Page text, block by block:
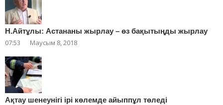
Н.Айтұлы: Астананы жырлау – өз бақытыңды жырлау
07:53 Маусым 8, 2018
Ақтау шенеунігі ірі көлемде айыппұл төледі